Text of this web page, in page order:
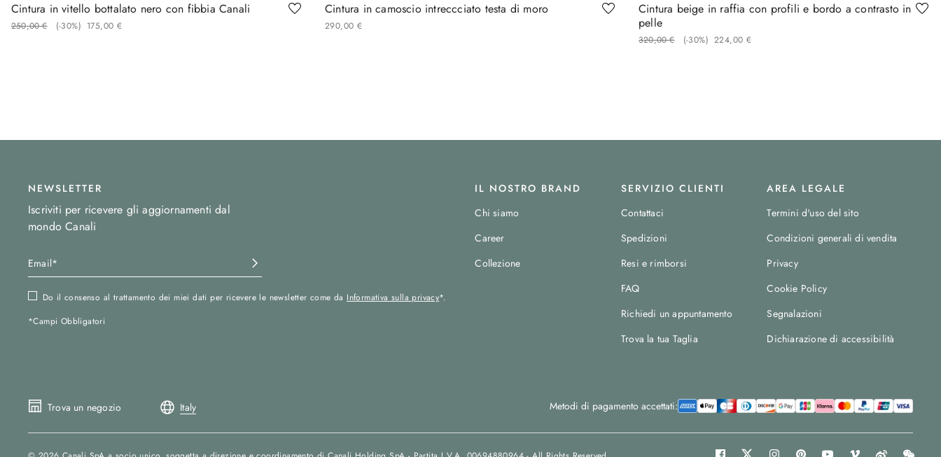
Cintura in vitello bottalato nero con fibbia Canali
250,00 € (-30%) 175,00 €
Cintura in camoscio intreccciato testa di moro
290,00 €
Cintura beige in raffia con profili e bordo a contrasto in
pelle
320,00 € (-30%) 224,00 €
NEWSLETTER
Iscriviti per ricevere gli aggiornamenti dal
mondo Canali
Do il consenso al trattamento dei miei dati per ricevere le newsletter come da Informativa sulla privacy*.
*Campi Obbligatori
IL NOSTRO BRAND
Chi siamo
Career
Collezione
SERVIZIO CLIENTI
Contattaci
Spedizioni
Resi e rimborsi
FAQ
Richiedi un appuntamento
Trova la tua Taglia
AREA LEGALE
Termini d'uso del sito
Condizioni generali di vendita
Privacy
Cookie Policy
Segnalazioni
Dichiarazione di accessibilità
Trova un negozio Italy Metodi di pagamento accettati: